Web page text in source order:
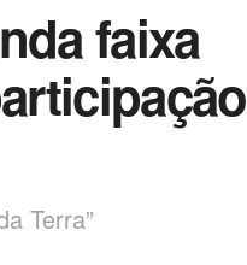
faixa
Terra”